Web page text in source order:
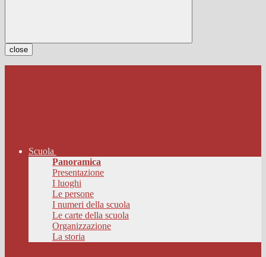
close
Scuola
Panoramica
Presentazione
I luoghi
Le persone
I numeri della scuola
Le carte della scuola
Organizzazione
La storia